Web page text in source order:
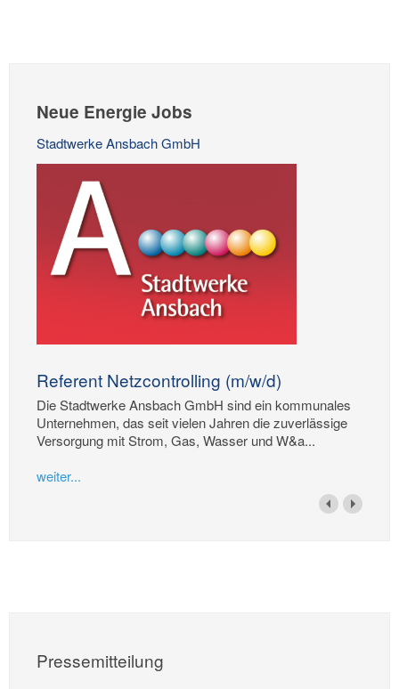
Neue Energie Jobs
Stadtwerke Ansbach GmbH
Referent Netzcontrolling (m/w/d)
Die Stadtwerke Ansbach GmbH sind ein kommunales
Unternehmen, das seit vielen Jahren die zuverlässige
Versorgung mit Strom, Gas, Wasser und W&a...
weiter...
Pressemitteilung